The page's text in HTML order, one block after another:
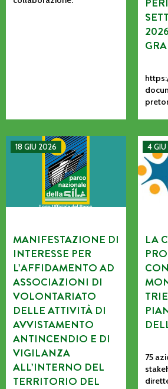
18 GIU 2026
MANIFESTAZIONE DI INTERESSE
MANIFESTAZIONE DI
INTERESSE PER
L’AFFIDAMENTO AD
ASSOCIAZIONI DI
VOLONTARIATO
DELLE ATTIVITÀ DI
AVVISTAMENTO
ANTINCENDIO E DI
VIGILANZA
ALL’INTERNO DEL
TERRITORIO DEL
4
La
LA
75